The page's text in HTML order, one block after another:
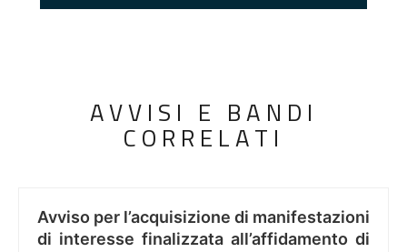
AVVISI E BANDI
CORRELATI
Avviso per l’acquisizione di manifestazioni
di interesse finalizzata all’affidamento di